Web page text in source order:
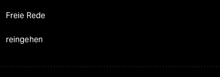
Freie Rede
reingehen